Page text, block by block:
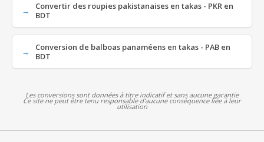
Convertir des roupies pakistanaises en takas - PKR en
BDT
Conversion de balboas panaméens en takas - PAB en
BDT
Les conversions sont données à titre indicatif et sans aucune garantie
Ce site ne peut être tenu responsable d'aucune conséquence liée à leur
utilisation